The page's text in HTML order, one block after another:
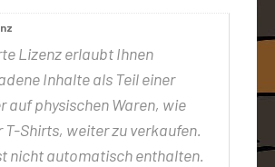
Lizenz erlaubt Ihnen
Inhalte als Teil einer
auf physischen Waren, wie
T-Shirts, weiter zu verkaufen.
nicht automatisch enthalten.